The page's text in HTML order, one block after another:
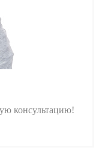
консультацию!